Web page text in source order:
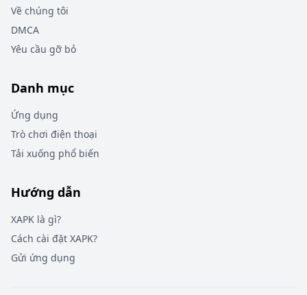
Về chúng tôi
DMCA
Yêu cầu gỡ bỏ
Danh mục
Ứng dụng
Trò chơi điện thoại
Tải xuống phổ biến
Hướng dẫn
XAPK là gì?
Cách cài đặt XAPK?
Gửi ứng dụng